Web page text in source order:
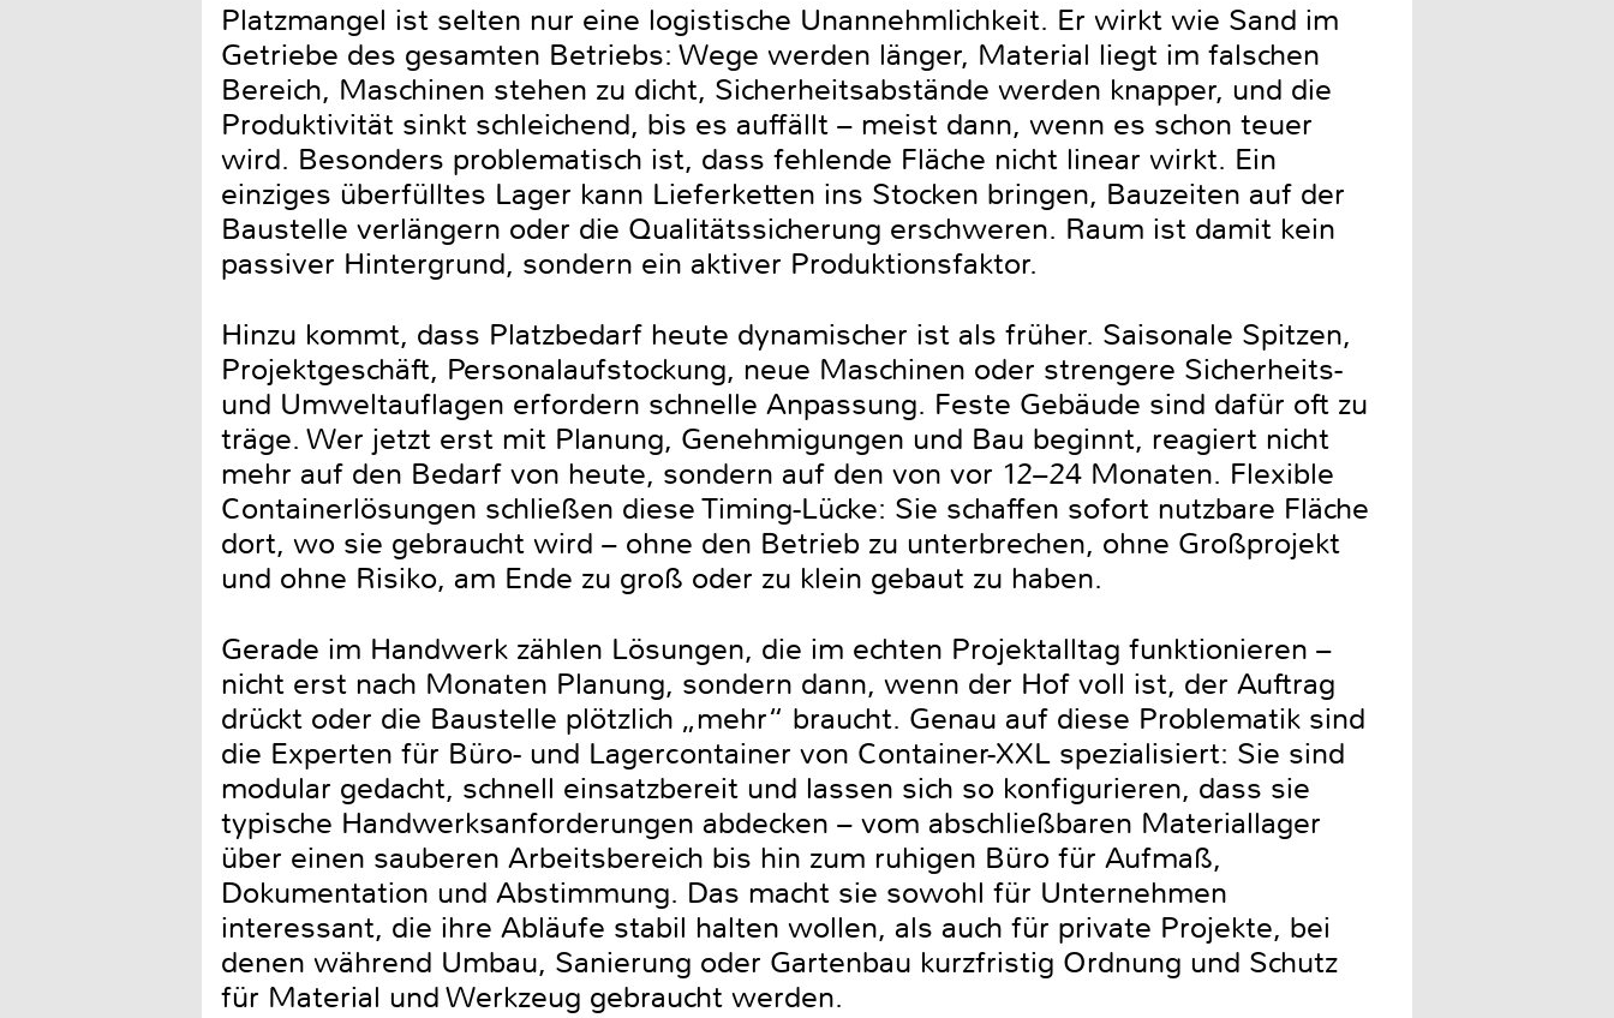
Platzmangel ist selten nur eine logistische Unannehmlichkeit. Er wirkt wie Sand im
Getriebe des gesamten Betriebs: Wege werden länger, Material liegt im falschen
Bereich, Maschinen stehen zu dicht, Sicherheitsabstände werden knapper, und die
Produktivität sinkt schleichend, bis es auffällt – meist dann, wenn es schon teuer
wird. Besonders problematisch ist, dass fehlende Fläche nicht linear wirkt. Ein
einziges überfülltes Lager kann Lieferketten ins Stocken bringen, Bauzeiten auf der
Baustelle verlängern oder die Qualitätssicherung erschweren. Raum ist damit kein
passiver Hintergrund, sondern ein aktiver Produktionsfaktor.
Hinzu kommt, dass Platzbedarf heute dynamischer ist als früher. Saisonale Spitzen,
Projektgeschäft, Personalaufstockung, neue Maschinen oder strengere Sicherheits-
und Umweltauflagen erfordern schnelle Anpassung. Feste Gebäude sind dafür oft zu
träge. Wer jetzt erst mit Planung, Genehmigungen und Bau beginnt, reagiert nicht
mehr auf den Bedarf von heute, sondern auf den von vor 12–24 Monaten. Flexible
Containerlösungen schließen diese Timing-Lücke: Sie schaffen sofort nutzbare Fläche
dort, wo sie gebraucht wird – ohne den Betrieb zu unterbrechen, ohne Großprojekt
und ohne Risiko, am Ende zu groß oder zu klein gebaut zu haben.
Gerade im Handwerk zählen Lösungen, die im echten Projektalltag funktionieren –
nicht erst nach Monaten Planung, sondern dann, wenn der Hof voll ist, der Auftrag
drückt oder die Baustelle plötzlich „mehr“ braucht. Genau auf diese Problematik sind
die Experten für Büro- und Lagercontainer von Container-XXL spezialisiert: Sie sind
modular gedacht, schnell einsatzbereit und lassen sich so konfigurieren, dass sie
typische Handwerksanforderungen abdecken – vom abschließbaren Materiallager
über einen sauberen Arbeitsbereich bis hin zum ruhigen Büro für Aufmaß,
Dokumentation und Abstimmung. Das macht sie sowohl für Unternehmen
interessant, die ihre Abläufe stabil halten wollen, als auch für private Projekte, bei
denen während Umbau, Sanierung oder Gartenbau kurzfristig Ordnung und Schutz
für Material und Werkzeug gebraucht werden.